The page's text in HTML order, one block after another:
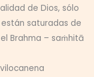
de Dios, sólo
saturadas de
Brahma – saṁhitā